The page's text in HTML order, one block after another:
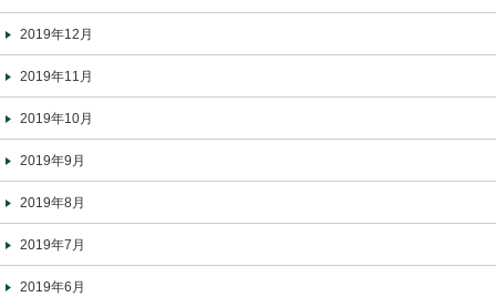
2019年12月
2019年11月
2019年10月
2019年9月
2019年8月
2019年7月
2019年6月